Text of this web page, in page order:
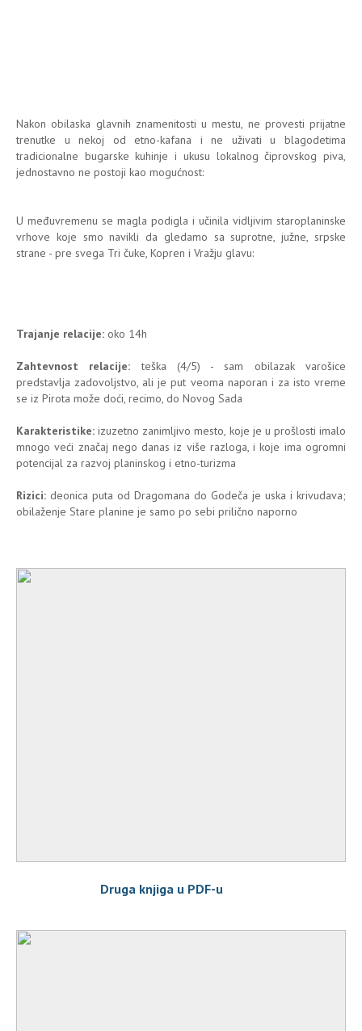
Nakon obilaska glavnih znamenitosti u mestu, ne provesti prijatne
trenutke u nekoj od etno-kafana i ne uživati u blagodetima
tradicionalne bugarske kuhinje i ukusu lokalnog čiprovskog piva,
jednostavno ne postoji kao mogućnost:
U međuvremenu se magla podigla i učinila vidljivim staroplaninske
vrhove koje smo navikli da gledamo sa suprotne, južne, srpske
strane - pre svega Tri čuke, Kopren i Vražju glavu:
Trajanje relacije: oko 14h
Zahtevnost relacije:teška (4/5) - sam obilazak varošice
predstavlja zadovoljstvo, ali je put veoma naporan i za isto vreme
se iz Pirota može doći, recimo, do Novog Sada
Karakteristike: izuzetno zanimljivo mesto, koje je u prošlosti imalo
mnogo veći značaj nego danas iz više razloga, i koje ima ogromni
potencijal za razvoj planinskog i etno-turizma
Rizici: deonica puta od Dragomana do Godeča je uska i krivudava;
obilaženje Stare planine je samo po sebi prilično naporno
Druga knjiga u PDF-u